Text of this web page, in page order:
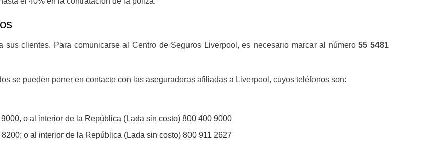
sus clientes. Para comunicarse al Centro de Seguros Liverpool, es necesario marcar al número55 5481
se pueden poner en contacto con las aseguradoras afiliadas a Liverpool, cuyos teléfonos son:
o al interior de la República (Lada sin costo) 800 400 9000
o al interior de la República (Lada sin costo) 800 911 2627